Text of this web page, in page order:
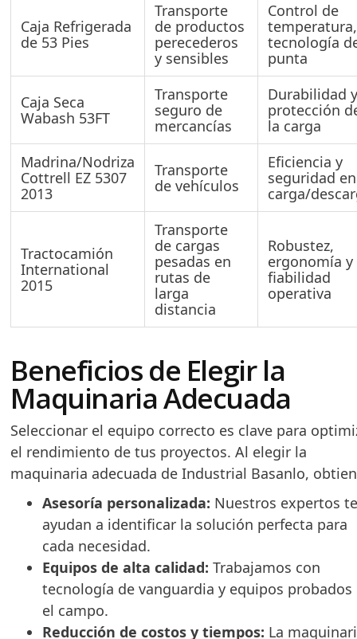
Caja Refrigerada
de 53 Pies
Transporte
de productos
perecederos
y sensibles
Control de
temperatura,
tecnología
punta
Caja Seca
Wabash 53FT
Transporte
seguro de
mercancías
Durabilidad
protección
la carga
Madrina/Nodriza
Cottrell EZ 5307
2013
Transporte
de vehículos
Eficiencia y
seguridad en
carga/
Tractocamión
International
2015
Transporte
de cargas
pesadas en
rutas de
larga
distancia
Robustez,
ergonomía y
fiabilidad
operativa
Beneficios de Elegir la
Maquinaria Adecuada
Seleccionar el equipo correcto es clave para
el rendimiento de tus proyectos. Al elegir la
maquinaria adecuada de Industrial Basanlo,
Asesoría personalizada: Nuestros expertos
ayudan a identificar la solución perfecta para
cada necesidad.
Equipos de alta calidad: Trabajamos con
tecnología de vanguardia y equipos probados
el campo.
Reducción de costos y tiempos: La